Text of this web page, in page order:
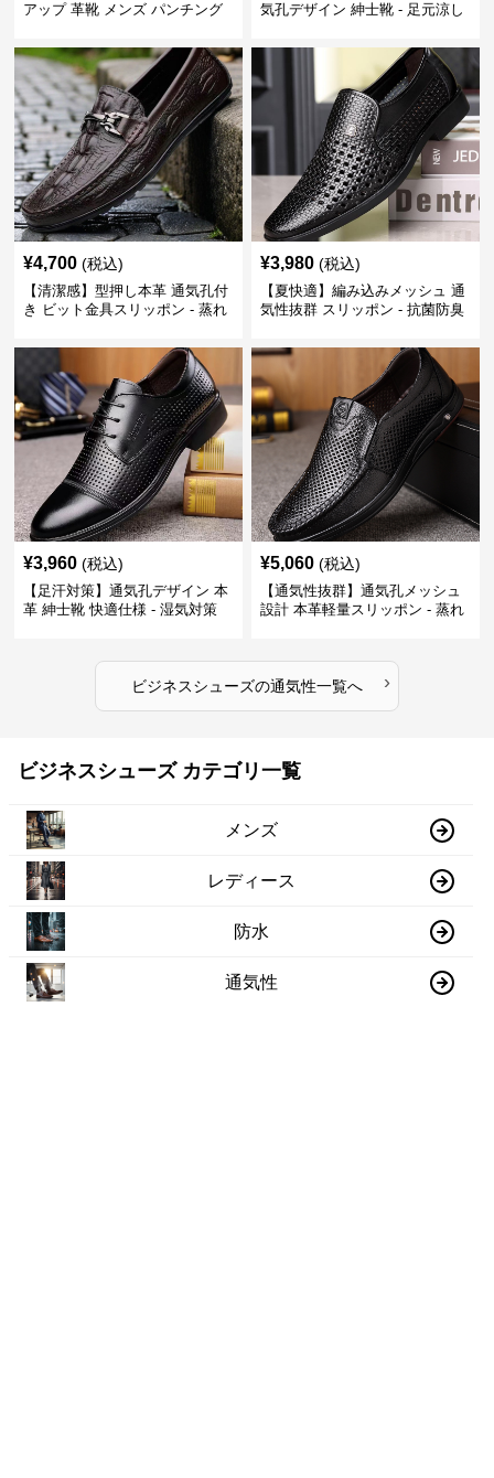
アップ 革靴 メンズ パンチング
い 営業
気孔デザイン 紳士靴 - 足元涼し
¥4,700 (税込)
【清潔感】型押し本革 通気孔付
き ビット金具スリッポン - 蒸れ
¥3,980 (税込)
【夏快適】編み込みメッシュ 通
気性抜群 スリッポン - 抗菌防臭
¥3,960 (税込)
【足汗対策】通気孔デザイン 本
革 紳士靴 快適仕様 - 湿気対策
¥5,060 (税込)
【通気性抜群】通気孔メッシュ
設計 本革軽量スリッポン - 蒸れ
ビジネスシューズの通気性一覧へ ›
ビジネスシューズ カテゴリ一覧
メンズ
レディース
防水
通気性